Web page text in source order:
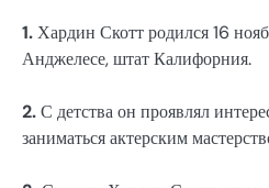
1.Хардин Скотт родился 16
Анджелесе, штат Калифорния.
2.С детства он проявлял
заниматься актерским